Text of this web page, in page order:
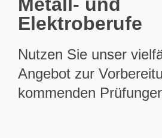
Metall- und
Elektroberufe
Nutzen Sie unser
Angebot zur
kommenden